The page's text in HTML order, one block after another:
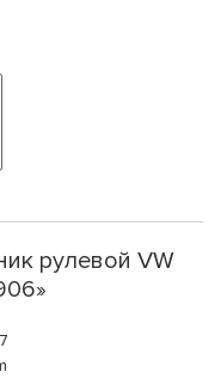
рулевой VW